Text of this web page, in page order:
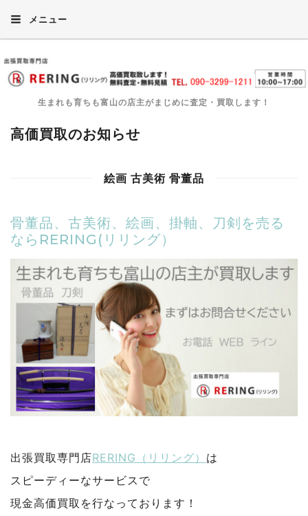
メニュー
生まれも育ちも富山の店主がまじめに査定・買取します！
高価買取のお知らせ
絵画 古美術 骨董品
骨董品、古美術、絵画、掛軸、刀剣を売る
ならRERING(リリング）
出張買取専門店RERING（リリング） は
スピーディーなサービスで
現金高価買取を行なっております！